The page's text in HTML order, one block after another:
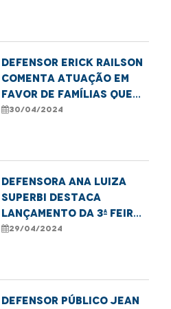
identificação paterna
Defensor Erick Railson
comenta atuação em
favor de famílias que
residem em áreas de
30/04/2024
Defensora Ana Luiza
Superbi destaca
lançamento da 3ª Feira
de Empreendedorismo
29/04/2024
Defensor Público Jean